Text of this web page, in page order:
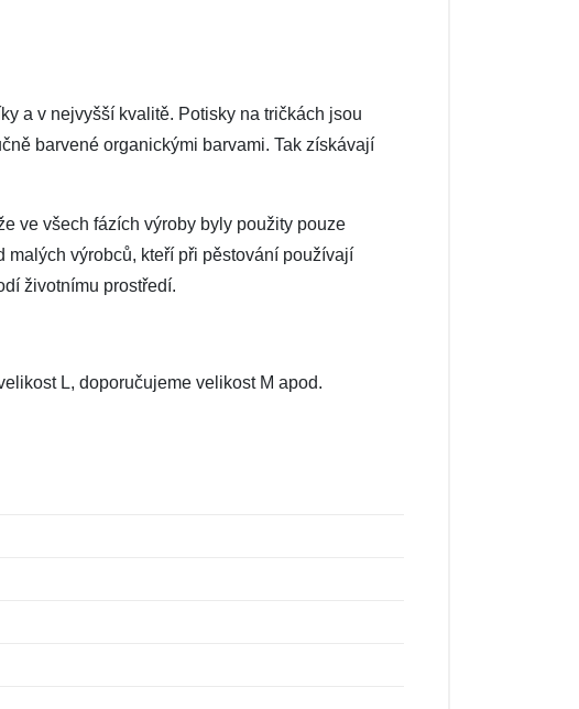
a v nejvyšší kvalitě. Potisky na tričkách jsou
barvené organickými barvami. Tak získávají
ve všech fázích výroby byly použity pouze
malých výrobců, kteří při pěstování používají
životnímu prostředí.
L, doporučujeme velikost M apod.